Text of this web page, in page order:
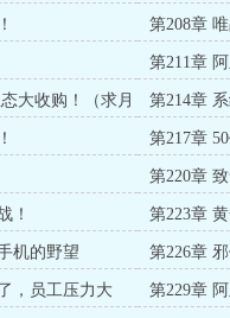
第208章
加更）
第211章
票）
大收购！（求月
第214章
第217章
第220章
！ 第223章
机的野望 第226章
，员工压力大 第229章